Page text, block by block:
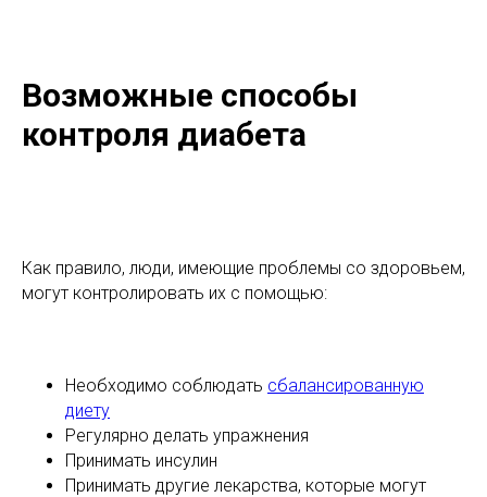
Возможные способы
контроля диабета
Как правило, люди, имеющие проблемы со здоровьем,
могут контролировать их с помощью:
Необходимо соблюдать сбалансированную
диету
Регулярно делать упражнения
Принимать инсулин
Принимать другие лекарства, которые могут